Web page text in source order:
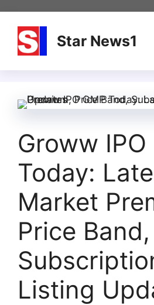
content
Star News1
Groww IPO
Today:
Market
Price Band,
Listing